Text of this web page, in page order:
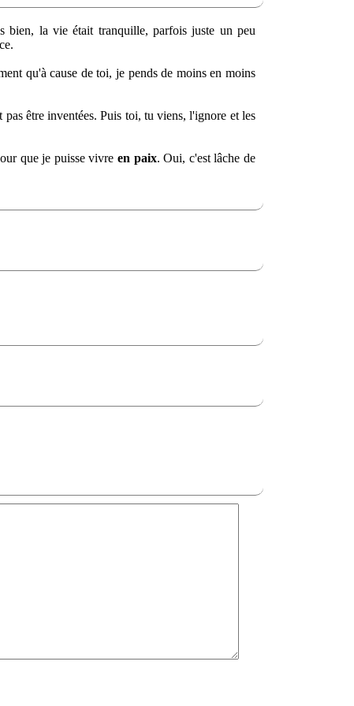
bien, la vie était tranquille, parfois juste un peu
qu'à cause de toi, je pends de moins en moins
être inventées. Puis toi, tu viens, l'ignore et les
que je puisse vivre en paix. Oui, c'est lâche de